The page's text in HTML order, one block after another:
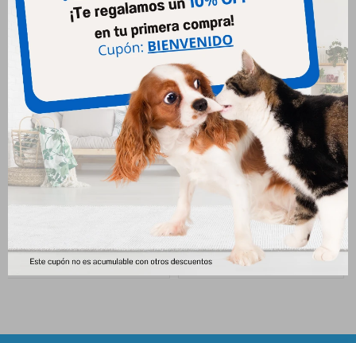
$651
Frost Sensitive Skin Raza
Pequeña 1kg
$ 657 $707